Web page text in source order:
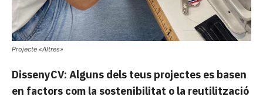
Projecte «Altres»
DissenyCV: Alguns dels teus projectes es basen
en factors com la sostenibilitat o la reutilització